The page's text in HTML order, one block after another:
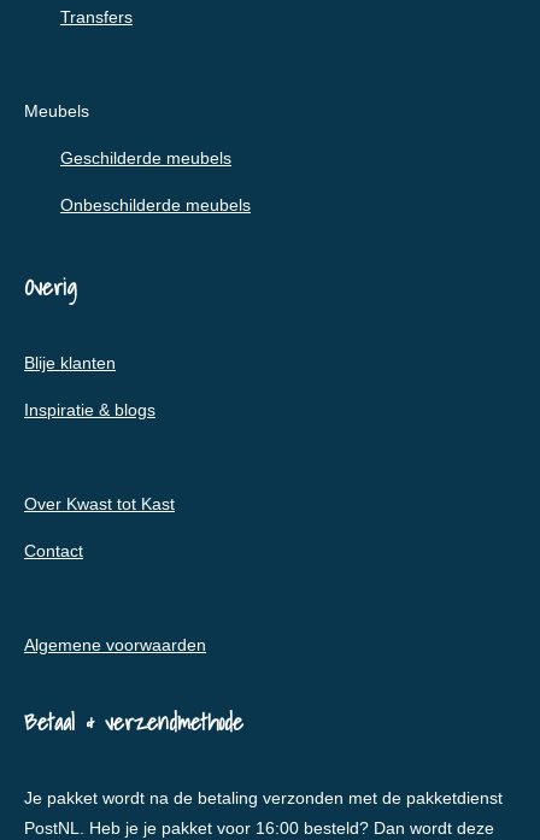
Transfers
Meubels
Geschilderde meubels
Onbeschilderde meubels
Overig
Blije klanten
Inspiratie & blogs
Over Kwast tot Kast
Contact
Algemene voorwaarden
Betaal & verzendmethode
Je pakket wordt na de betaling verzonden met de pakketdienst
PostNL. Heb je je pakket voor 16:00 besteld? Dan wordt deze